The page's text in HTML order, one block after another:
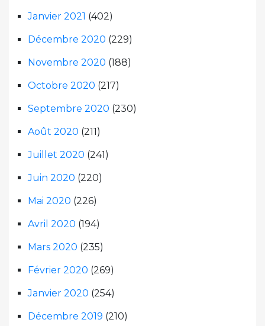
Janvier 2021 (402)
Décembre 2020 (229)
Novembre 2020 (188)
Octobre 2020 (217)
Septembre 2020 (230)
Août 2020 (211)
Juillet 2020 (241)
Juin 2020 (220)
Mai 2020 (226)
Avril 2020 (194)
Mars 2020 (235)
Février 2020 (269)
Janvier 2020 (254)
Décembre 2019 (210)